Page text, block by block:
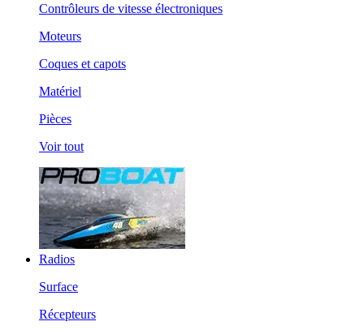
Contrôleurs de vitesse électroniques
Moteurs
Coques et capots
Matériel
Pièces
Voir tout
Radios
Surface
Récepteurs